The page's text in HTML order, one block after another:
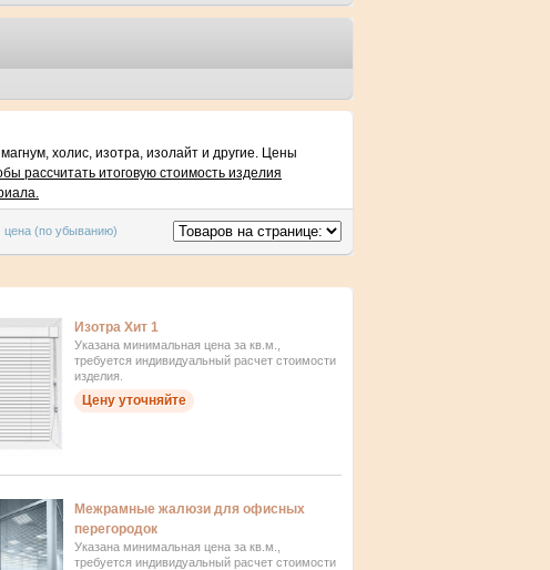
холис, изотра, изолайт и другие. Цены
рассчитать итоговую стоимость изделия
цена (по убыванию)
Изотра Хит 1
Указана минимальная цена за кв.м.,
требуется индивидуальный расчет стоимости
изделия.
Цену уточняйте
Межрамные жалюзи для офисных
перегородок
Указана минимальная цена за кв.м.,
требуется индивидуальный расчет стоимости